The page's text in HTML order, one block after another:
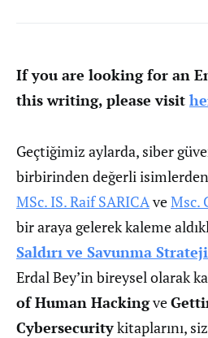
If you are looking for an
this writing, please visit
Geçtiğimiz aylarda, siber
birbirinden değerli isimlerden
MSc. IS. Raif SARICAveMsc.
bir araya gelerek kaleme
Saldırı ve Savunma
Erdal Bey’in bireysel olarak
of Human Hackingve
Cybersecuritykitaplarını,